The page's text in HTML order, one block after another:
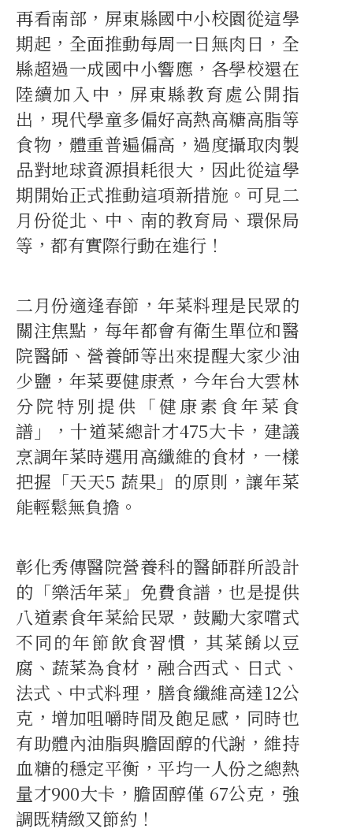
再看南部，屏東縣國中小校園從這學
期起，全面推動每周一日無肉日，全
縣超過一成國中小響應，各學校還在
陸續加入中，屏東縣教育處公開指
出，現代學童多偏好高熱高糖高脂等
食物，體重普遍偏高，過度攝取肉製
品對地球資源損耗很大，因此從這學
期開始正式推動這項新措施。可見二
月份從北、中、南的教育局、環保局
等，都有實際行動在進行！
二月份適逢春節，年菜料理是民眾的
關注焦點，每年都會有衛生單位和醫
院醫師、營養師等出來提醒大家少油
少鹽，年菜要健康煮，今年台大雲林
分院特別提供「健康素食年菜食
譜」，十道菜總計才475大卡，建議
烹調年菜時選用高纖維的食材，一樣
把握「天天5 蔬果」的原則，讓年菜
能輕鬆無負擔。
彰化秀傳醫院營養科的醫師群所設計
的「樂活年菜」免費食譜，也是提供
八道素食年菜給民眾，鼓勵大家嚐式
不同的年節飲食習慣，其菜餚以豆
腐、蔬菜為食材，融合西式、日式、
法式、中式料理，膳食纖維高達12公
克，增加咀嚼時間及飽足感，同時也
有助體內油脂與膽固醇的代謝，維持
血糖的穩定平衡，平均一人份之總熱
量才900大卡，膽固醇僅 67公克，強
調既精緻又節約！